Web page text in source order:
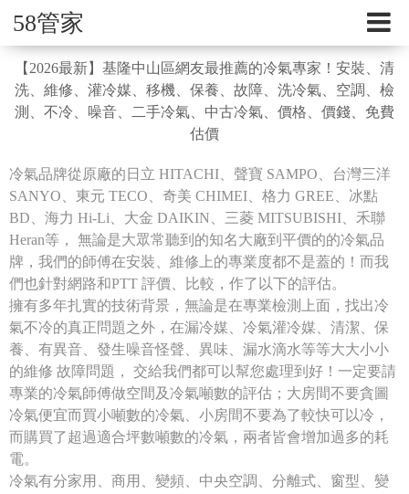
58管家
【2026最新】基隆中山區網友最推薦的冷氣專家！安裝、清
洗、維修、灌冷媒、移機、保養、故障、洗冷氣、空調、檢
測、不冷、噪音、二手冷氣、中古冷氣、價格、價錢、免費
估價
冷氣品牌從原廠的日立 HITACHI、聲寶 SAMPO、台灣三洋
SANYO、東元 TECO、奇美 CHIMEI、格力 GREE、冰點
BD、海力 Hi-Li、大金 DAIKIN、三菱 MITSUBISHI、禾聯
Heran等， 無論是大眾常聽到的知名大廠到平價的的冷氣品
牌，我們的師傅在安裝、維修上的專業度都不是蓋的！而我
們也針對網路和PTT 評價、比較，作了以下的評估。
擁有多年扎實的技術背景，無論是在專業檢測上面，找出冷
氣不冷的真正問題之外，在漏冷媒、冷氣灌冷媒、清潔、保
養、有異音、發生噪音怪聲、異味、漏水滴水等等大大小小
的維修 故障問題， 交給我們都可以幫您處理到好！一定要請
專業的冷氣師傅做空間及冷氣噸數的評估；大房間不要貪圖
冷氣便宜而買小噸數的冷氣、小房間不要為了較快可以冷，
而購買了超過適合坪數噸數的冷氣，兩者皆會增加過多的耗
電。
冷氣有分家用、商用、變頻、中央空調、分離式、窗型、變